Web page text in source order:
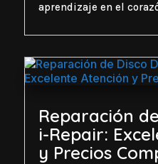
aprendizaje en el
Reparación
i-Repair:
y Precios